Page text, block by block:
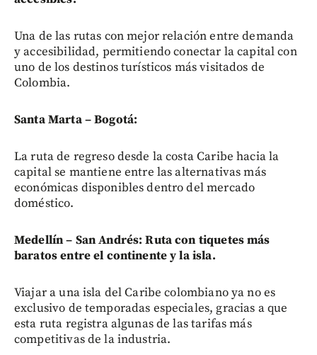
Una de las rutas con mejor relación entre demanda
y accesibilidad, permitiendo conectar la capital con
uno de los destinos turísticos más visitados de
Colombia.
Santa Marta – Bogotá:
La ruta de regreso desde la costa Caribe hacia la
capital se mantiene entre las alternativas más
económicas disponibles dentro del mercado
doméstico.
Medellín – San Andrés: Ruta con tiquetes más
baratos entre el continente y la isla.
Viajar a una isla del Caribe colombiano ya no es
exclusivo de temporadas especiales, gracias a que
esta ruta registra algunas de las tarifas más
competitivas de la industria.